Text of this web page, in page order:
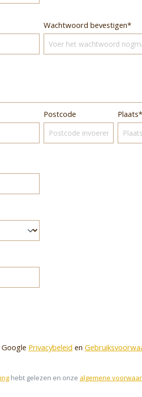
Wachtwoord bevestigen*
Postcode Plaats*
Privacybeleid en
hebt gelezen en onze algemene